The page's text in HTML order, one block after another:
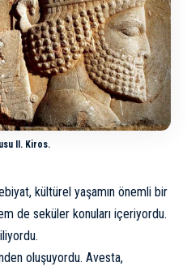
II. Kiros.
kültürel yaşamın önemli bir
de seküler konuları içeriyordu.
oluşuyordu. Avesta,